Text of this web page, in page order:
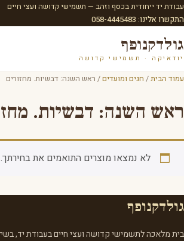
עבודת יד ייחודית בכסף וזהב — תשמישי קדושה ועצי חיים
התקשרו אלינו: 058-4445483
גולדקנופף
יודאיקה · תשמישי קדושה
עמוד הבית/ חגים ומועדים/ ראש השנה: דבשיות. מחזורים
ראש השנה: דבשיות.
לא נמצאו מוצרים התואמים את בחירתך.
גולדקנופף
בית מלאכה לתשמישי קדושה ועצי חיים בעבודת יד,